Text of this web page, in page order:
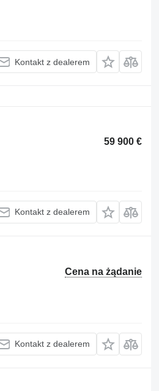
Kontakt z dealerem
59 900 €
Kontakt z dealerem
Cena na żądanie
Kontakt z dealerem